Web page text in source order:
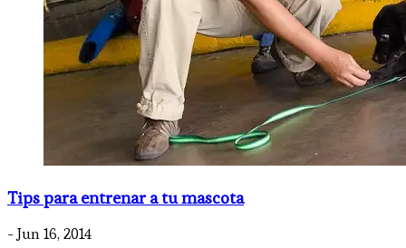
Tips para entrenar a tu mascota
- Jun 16, 2014